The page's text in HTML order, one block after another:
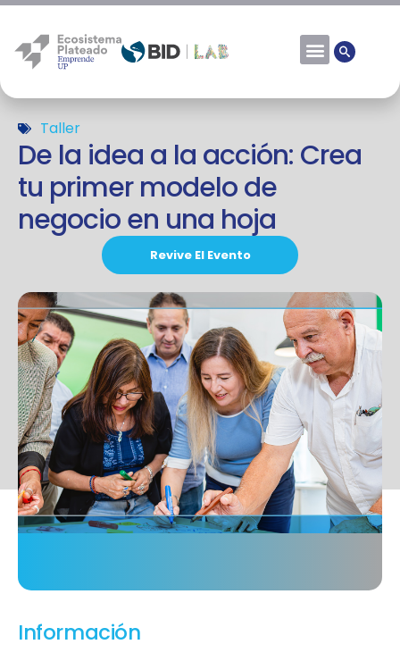
Taller
De la idea a la acción: Crea
tu primer modelo de
negocio en una hoja
Revive El Evento
Información